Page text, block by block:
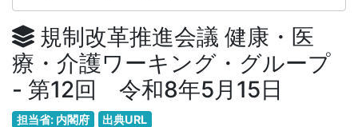
規制改革推進会議 健康・医
療・介護ワーキング・グループ
- 第12回 令和8年5月15日
担当省: 内閣府 出典URL